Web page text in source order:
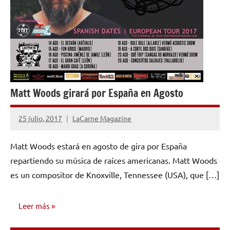
Matt Woods girará por España en Agosto
25 julio, 2017 LaCarne Magazine
No
comentarios
Matt Woods estará en agosto de gira por España
repartiendo su música de raíces americanas. Matt Woods
es un compositor de Knoxville, Tennessee (USA), que […]
Leer más